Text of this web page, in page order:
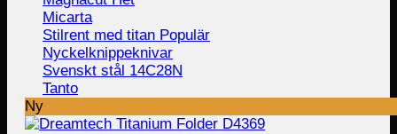
Micarta
Stilrent med titan
Nyckelknippeknivar
Svenskt stål 14C28N
Tanto
Ny